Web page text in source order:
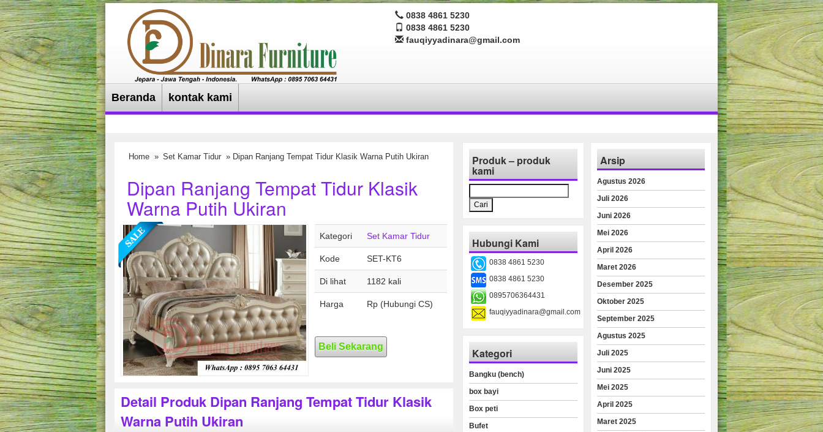
0838 4861 5230
0838 4861 5230
fauqiyyadinara@gmail.com
Beranda kontak kami
Home » Set Kamar Tidur » Dipan Ranjang Tempat Tidur Klasik Warna Putih Ukiran
Dipan Ranjang Tempat Tidur Klasik
Warna Putih Ukiran
Kategori Set Kamar Tidur
Kode SET-KT6
Di lihat 1182 kali
Harga Rp (Hubungi CS)
Beli Sekarang
Detail Produk Dipan Ranjang Tempat Tidur Klasik
Warna Putih Ukiran
Produk – produk
kami
untuk:
Hubungi Kami
0838 4861 5230
0838 4861 5230
0895706364431
fauqiyyadinara@gmail.com
Kategori
Bangku (bench)
box bayi
Box peti
Bufet
Arsip
Agustus 2026
Juli 2026
Juni 2026
Mei 2026
April 2026
Maret 2026
Desember 2025
Oktober 2025
September 2025
Agustus 2025
Juli 2025
Juni 2025
Mei 2025
April 2025
Maret 2025